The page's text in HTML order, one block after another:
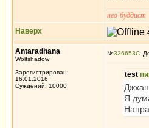
нео-буддист
Наверх
Antaradhana
Wolfshadow
Зарегистрирован:
16.01.2016
Суждений: 10000
№326653
test
Я